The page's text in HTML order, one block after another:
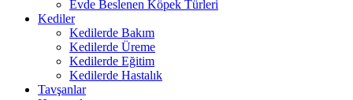
Evde Beslenen Köpek Türleri
Kediler
Kedilerde Bakım
Kedilerde Üreme
Kedilerde Eğitim
Kedilerde Hastalık
Tavşanlar